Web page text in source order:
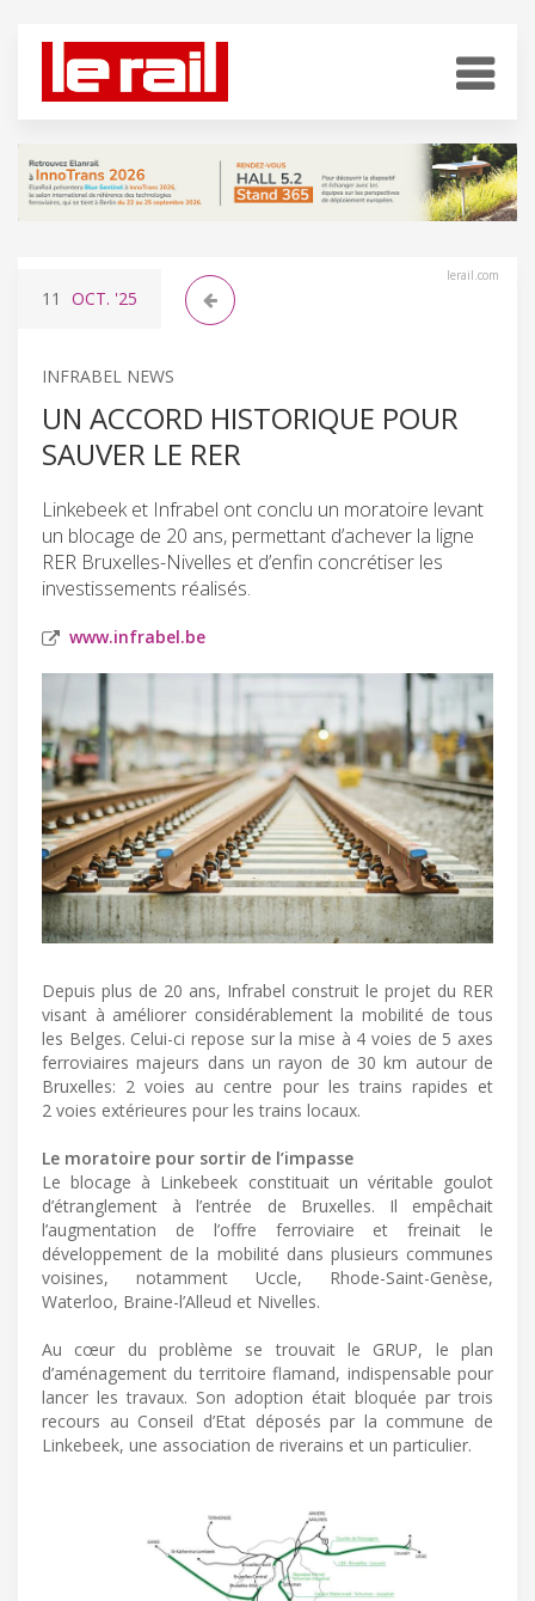
lerail.com
11 OCT. '25
INFRABEL NEWS
UN ACCORD HISTORIQUE POUR
SAUVER LE RER
Linkebeek et Infrabel ont conclu un moratoire levant
un blocage de 20 ans, permettant d’achever la ligne
RER Bruxelles-Nivelles et d’enfin concrétiser les
investissements réalisés.
www.infrabel.be
Depuis plus de 20 ans, Infrabel construit le projet du RER
visant à améliorer considérablement la mobilité de tous
les Belges. Celui-ci repose sur la mise à 4 voies de 5 axes
ferroviaires majeurs dans un rayon de 30 km autour de
Bruxelles: 2 voies au centre pour les trains rapides et
2 voies extérieures pour les trains locaux.
Le moratoire pour sortir de l’impasse
Le blocage à Linkebeek constituait un véritable goulot
d’étranglement à l’entrée de Bruxelles. Il empêchait
l’augmentation de l’offre ferroviaire et freinait le
développement de la mobilité dans plusieurs communes
voisines, notamment Uccle, Rhode-Saint-Genèse,
Waterloo, Braine-l’Alleud et Nivelles.
Au cœur du problème se trouvait le GRUP, le plan
d’aménagement du territoire flamand, indispensable pour
lancer les travaux. Son adoption était bloquée par trois
recours au Conseil d’Etat déposés par la commune de
Linkebeek, une association de riverains et un particulier.